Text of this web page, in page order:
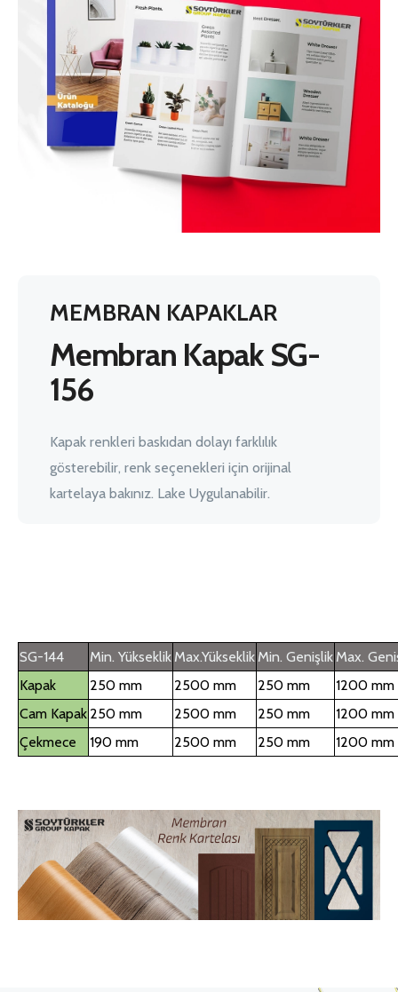
MEMBRAN KAPAKLAR
Membran Kapak SG-
156
Kapak renkleri baskıdan dolayı farklılık
gösterebilir, renk seçenekleri için orijinal
kartelaya bakınız. Lake Uygulanabilir.
SG-144 Min. Yükseklik Max.Yükseklik Min. Genişlik Max.
Kapak
250 mm 2500 mm 250 mm
1200 mm
Cam Kapak 250 mm 2500 mm 250 mm
1200 mm
Çekmece
190 mm 2500 mm 250 mm 1200 mm